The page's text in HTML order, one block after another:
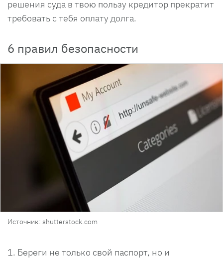
решения суда в твою пользу кредитор прекратит
требовать с тебя оплату долга.
6 правил безопасности
Источник: shutterstock.com
Береги не только свой паспорт, но и